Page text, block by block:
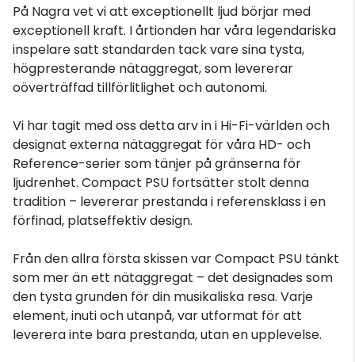
På Nagra vet vi att exceptionellt ljud börjar med
exceptionell kraft. I årtionden har våra legendariska
inspelare satt standarden tack vare sina tysta,
högpresterande nätaggregat, som levererar
oöverträffad tillförlitlighet och autonomi.
Vi har tagit med oss ​​detta arv in i Hi-Fi-världen och
designat externa nätaggregat för våra HD- och
Reference-serier som tänjer på gränserna för
ljudrenhet. Compact PSU fortsätter stolt denna
tradition – levererar prestanda i referensklass i en
förfinad, platseffektiv design.
Från den allra första skissen var Compact PSU tänkt
som mer än ett nätaggregat – det designades som
den tysta grunden för din musikaliska resa. Varje
element, inuti och utanpå, var utformat för att
leverera inte bara prestanda, utan en upplevelse.